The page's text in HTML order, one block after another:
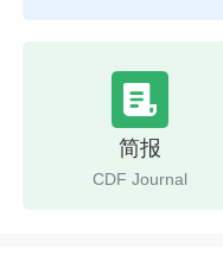
简报
CDF Journal